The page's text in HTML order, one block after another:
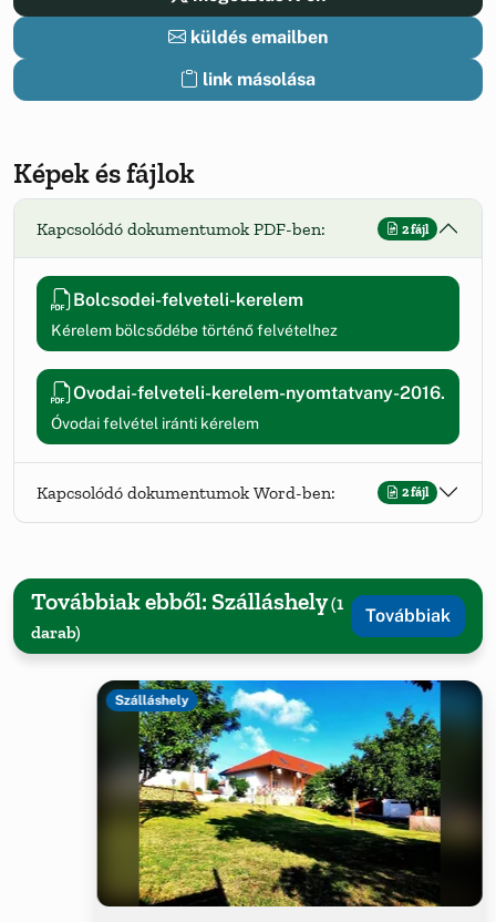
küldés emailben
link másolása
Képek és fájlok
Kapcsolódó dokumentumok PDF-ben: 2 fájl
Bolcsodei-felveteli-kerelem
Kérelem bölcsődébe történő felvételhez
Ovodai-felveteli-kerelem-nyomtatvany-2016.
Óvodai felvétel iránti kérelem
Kapcsolódó dokumentumok Word-ben: 2 fájl
Továbbiak ebből: Szálláshely(1
darab)
Továbbiak
Szálláshely